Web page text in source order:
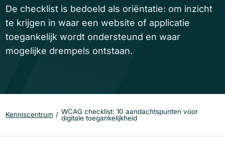
De checklist is bedoeld als oriëntatie: om inzicht
te krijgen in waar een website of applicatie
toegankelijk wordt ondersteund en waar
mogelijke drempels ontstaan.
Kenniscentrum
WCAG checklist: 10 aandachtspunten voor
digitale toegankelijkheid